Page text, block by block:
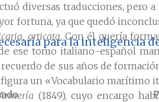
diversas traducciones, pero
fortuna, ya que quedó
orticata. Con él quería
ese tomo italiano-español
de sus años de
figura un «Vocabulario marítimo
(1849), cuyo encargo
para la inteligencia